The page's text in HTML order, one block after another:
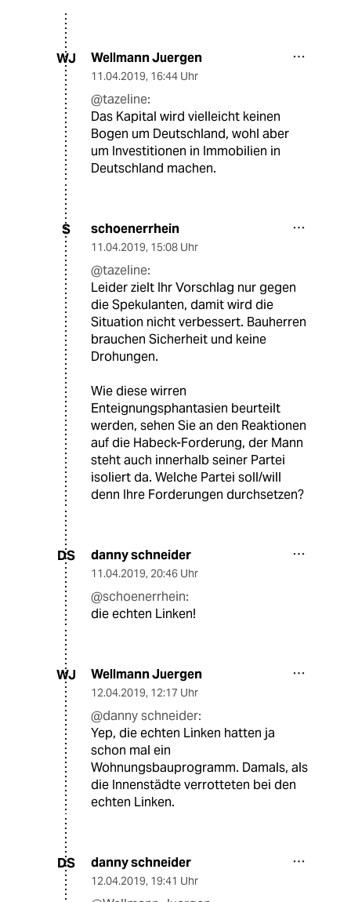
WJ Wellmann Juergen
11.04.2019, 16:44 Uhr
@tazeline:
Das Kapital wird vielleicht keinen
Bogen um Deutschland, wohl aber
um Investitionen in Immobilien in
Deutschland machen.
S schoenerrhein
11.04.2019, 15:08 Uhr
@tazeline:
Leider zielt Ihr Vorschlag nur gegen
die Spekulanten, damit wird die
Situation nicht verbessert. Bauherren
brauchen Sicherheit und keine
Drohungen.
Wie diese wirren
Enteignungsphantasien beurteilt
werden, sehen Sie an den Reaktionen
auf die Habeck-Forderung, der Mann
steht auch innerhalb seiner Partei
isoliert da. Welche Partei soll/will
denn Ihre Forderungen durchsetzen?
DS danny schneider
11.04.2019, 20:46 Uhr
@schoenerrhein:
die echten Linken!
WJ Wellmann Juergen
12.04.2019, 12:17 Uhr
@danny schneider:
Yep, die echten Linken hatten ja
schon mal ein
Wohnungsbauprogramm. Damals, als
die Innenstädte verrotteten bei den
echten Linken.
DS danny schneider
12.04.2019, 19:41 Uhr